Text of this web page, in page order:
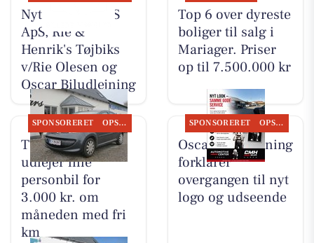
Nyt fra TT CARS
ApS, Rie &
Henrik's Tøjbiks
v/Rie Olesen og
Oscar Biludlejning
Top 6 over dyreste
boliger til salg i
Mariager. Priser
op til 7.500.000 kr
SPONSORERET OPSLAGSTAVLEN
TT CARS ApS
udlejer lille
personbil for
3.000 kr. om
måneden med fri
km
SPONSORERET OPSLAGSTAVLEN
Oscar Biludlejning
forklarer
overgangen til nyt
logo og udseende